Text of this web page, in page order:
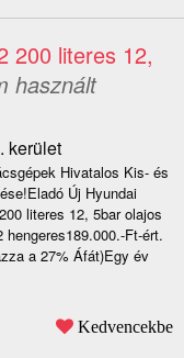
200 literes 12,
használt
kerület
Hivatalos Kis- és
Új Hyundai
literes 12, 5bar olajos
hengeres189.000.-Ft-ért.
a 27% Áfát)Egy év
Kedvencekbe